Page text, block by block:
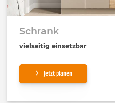
Schrank
vielseitig einsetzbar
Jetzt planen